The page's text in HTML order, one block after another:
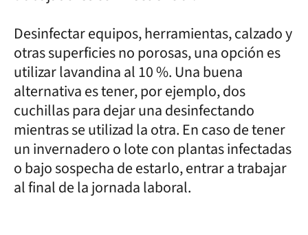
Desinfectar equipos, herramientas, calzado y
otras superficies no porosas, una opción es
utilizar lavandina al 10 %. Una buena
alternativa es tener, por ejemplo, dos
cuchillas para dejar una desinfectando
mientras se utilizad la otra. En caso de tener
un invernadero o lote con plantas infectadas
o bajo sospecha de estarlo, entrar a trabajar
al final de la jornada laboral.